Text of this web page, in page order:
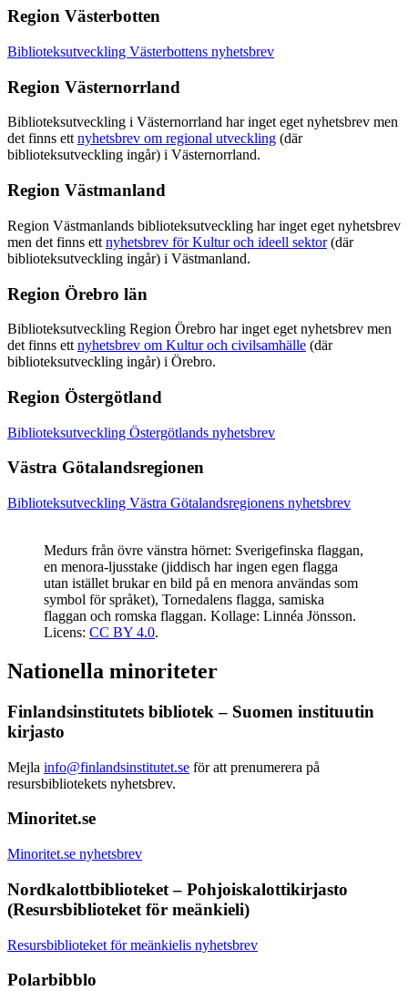
Region Västerbotten
Biblioteksutveckling Västerbottens nyhetsbrev
Region Västernorrland
Biblioteksutveckling i Västernorrland har inget eget nyhetsbrev men
det finns ett nyhetsbrev om regional utveckling (där
biblioteksutveckling ingår) i Västernorrland.
Region Västmanland
Region Västmanlands biblioteksutveckling har inget eget nyhetsbrev
men det finns ett nyhetsbrev för Kultur och ideell sektor(där
biblioteksutveckling ingår) i Västmanland.
Region Örebro län
Biblioteksutveckling Region Örebro har inget eget nyhetsbrev men
det finns ett nyhetsbrev om Kultur och civilsamhälle (där
biblioteksutveckling ingår) i Örebro.
Region Östergötland
Biblioteksutveckling Östergötlands nyhetsbrev
Västra Götalandsregionen
Biblioteksutveckling Västra Götalandsregionens nyhetsbrev
Medurs från övre vänstra hörnet: Sverigefinska flaggan,
en menora-ljusstake (jiddisch har ingen egen flagga
utan istället brukar en bild på en menora användas som
symbol för språket), Tornedalens flagga, samiska
flaggan och romska flaggan. Kollage: Linnéa Jönsson.
Licens: CC BY 4.0.
Nationella minoriteter
Finlandsinstitutets bibliotek – Suomen instituutin
kirjasto
Mejla info@finlandsinstitutet.se för att prenumerera på
resursbibliotekets nyhetsbrev.
Minoritet.se
Minoritet.se nyhetsbrev
Nordkalottbiblioteket – Pohjoiskalottikirjasto
(Resursbiblioteket för meänkieli)
Resursbiblioteket för meänkielis nyhetsbrev
Polarbibblo